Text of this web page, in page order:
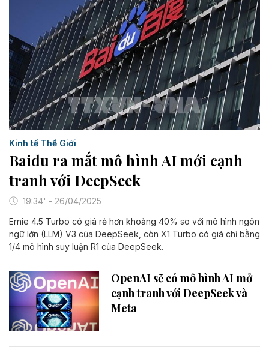
Kinh tế Thế Giới
Baidu ra mắt mô hình AI mới cạnh
tranh với DeepSeek
19:34' - 26/04/2025
Ernie 4.5 Turbo có giá rẻ hơn khoảng 40% so với mô hình ngôn
ngữ lớn (LLM) V3 của DeepSeek, còn X1 Turbo có giá chỉ bằng
1/4 mô hình suy luận R1 của DeepSeek.
OpenAI sẽ có mô hình AI mở
cạnh tranh với DeepSeek và
Meta